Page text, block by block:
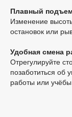
Плавный
Изменение
остановок или
Удобная смена
Отрегулируйте
позаботиться об
работы или учёбы